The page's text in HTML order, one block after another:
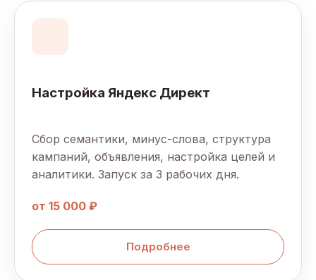
Настройка Яндекс Директ
Сбор семантики, минус-слова, структура
кампаний, объявления, настройка целей и
аналитики. Запуск за 3 рабочих дня.
от 15 000 ₽
Подробнее